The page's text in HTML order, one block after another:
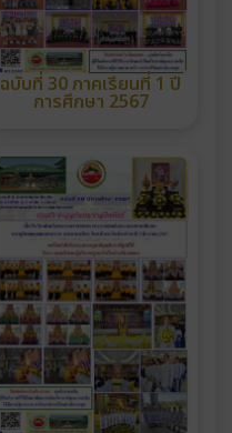
ฉบับที่ 30 ภาคเรียนที่ 1 ปี
การศึกษา 2567